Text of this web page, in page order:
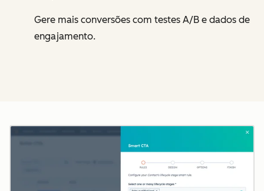
Gere mais conversões com testes A/B e dados de
engajamento.